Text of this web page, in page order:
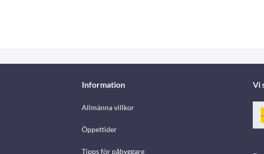
Information
Allmänna villkor
Öppettider
Tipps för påbyggare
Vi